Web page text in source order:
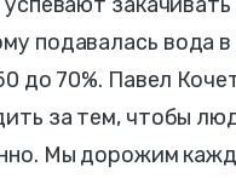
подавалась вода
до 70%. Павел
за тем, чтобы
Мы дорожим